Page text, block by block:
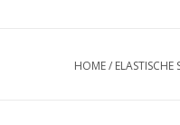
HOME/ ELASTISCHE